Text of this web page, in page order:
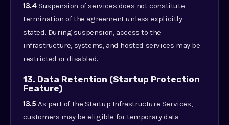
13.4Suspension of services does not constitute
termination of the agreement unless explicitly
stated. During suspension, access to the
infrastructure, systems, and hosted services may be
restricted or disabled.
13. Data Retention (Startup Protection
Feature)
13.5 As part of the Startup Infrastructure Services,
customers may be eligible for temporary data